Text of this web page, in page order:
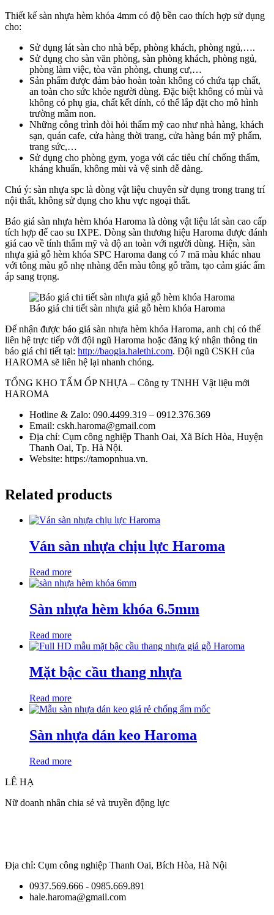
Thiết kế sàn nhựa hèm khóa 4mm có độ bền cao thích hợp sử dụng
cho:
Sử dụng lát sàn cho nhà bếp, phòng khách, phòng ngủ,….
Sử dụng cho sàn văn phòng, sàn phòng khách, phòng ngủ,
phòng làm việc, tòa văn phòng, chung cư,…
Sản phẩm được đảm bảo hoàn toàn không có chứa tạp chất,
an toàn cho sức khỏe người dùng. Đặc biệt không có mùi và
không có phụ gia, chất kết dính, có thể lắp đặt cho mô hình
trường mầm non.
Những công trình đòi hỏi thẩm mỹ cao như nhà hàng, khách
sạn, quán cafe, cửa hàng thời trang, cửa hàng bán mỹ phẩm,
trang sức,…
Sử dụng cho phòng gym, yoga với các tiêu chí chống thấm,
kháng khuẩn, không mùi và vệ sinh dễ dàng.
Chú ý: sàn nhựa spc là dòng vật liệu chuyên sử dụng trong trang trí
nội thất, không sử dụng cho khu vực ngoại thất.
Báo giá sàn nhựa hèm khóa Haroma là dòng vật liệu lát sàn cao cấp
tích hợp đế cao su IXPE. Dòng sàn thương hiệu Haroma được đánh
giá cao về tính thẩm mỹ và độ an toàn với người dùng. Hiện, sàn
nhựa giả gỗ hèm khóa SPC Haroma đang có 7 mã màu khác nhau
với tông màu gỗ nhẹ nhàng đến màu tông gỗ trầm, tạo cảm giác ấm
áp sang trọng.
Báo giá chi tiết sàn nhựa giả gỗ hèm khóa Haroma
Để nhận được báo giá sàn nhựa hèm khóa Haroma, anh chị có thể
liên hệ trực tiếp với đội ngũ Haroma hoặc đăng ký nhận thông tin
báo giá chi tiết tại: http://baogia.halethi.com. Đội ngũ CSKH của
HAROMA sẽ liên hệ lại nhanh chóng.
TỔNG KHO TẤM ỐP NHỰA – Công ty TNHH Vật liệu mới
HAROMA
Hotline & Zalo: 090.4499.319 – 0912.376.369
Email: cskh.haroma@gmail.com
Địa chỉ: Cụm công nghiệp Thanh Oai, Xã Bích Hòa, Huyện
Thanh Oai, Tp. Hà Nội.
Website: https://tamopnhua.vn.
Related products
Ván sàn nhựa chịu lực Haroma
Read more
Sàn nhựa hèm khóa 6.5mm
Read more
Mặt bậc cầu thang nhựa
Read more
Sàn nhựa dán keo Haroma
Read more
LÊ HẠ
Nữ doanh nhân chia sẻ và truyền động lực
Địa chỉ: Cụm công nghiệp Thanh Oai, Bích Hòa, Hà Nội
0937.569.666 - 0985.669.891
hale.haroma@gmail.com